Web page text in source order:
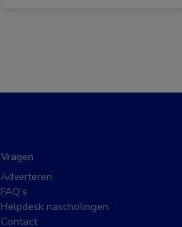
Vragen
Adverteren
FAQ’s
Helpdesk nascholingen
Contact